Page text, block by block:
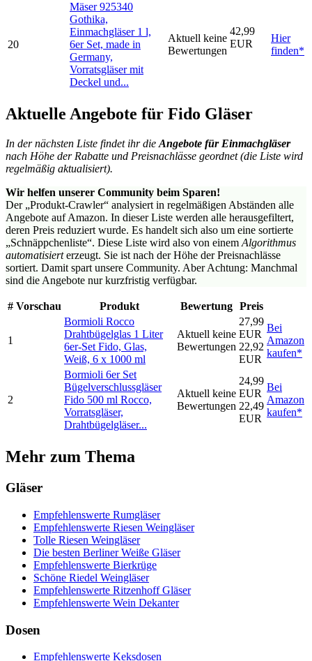
20
Mäser 925340
Gothika,
Einmachgläser 1 l,
6er Set, made in
Germany,
Vorratsgläser mit
Deckel und...
Aktuell keine
Bewertungen
42,99
EUR
Hier
finden*
Aktuelle Angebote für Fido Gläser
In der nächsten Liste findet ihr die Angebote für Einmachgläser
nach Höhe der Rabatte und Preisnachlässe geordnet (die Liste wird
regelmäßig aktualisiert).
Wir helfen unserer Community beim Sparen!
Der „Produkt-Crawler“ analysiert in regelmäßigen Abständen alle
Angebote auf Amazon. In dieser Liste werden alle herausgefiltert,
deren Preis reduziert wurde. Es handelt sich also um eine sortierte
„Schnäppchenliste“. Diese Liste wird also von einem Algorithmus
automatisierterzeugt. Sie ist nach der Höhe der Preisnachlässe
sortiert. Damit spart unsere Community. Aber Achtung: Manchmal
sind die Angebote nur kurzfristig verfügbar.
# Vorschau Produkt Bewertung Preis
1
Bormioli Rocco
Drahtbügelglas 1 Liter
6er-Set Fido, Glas,
Weiß, 6 x 1000 ml
Aktuell keine
Bewertungen
27,99
EUR
22,92
EUR
Bei
Amazon
kaufen*
2
Bormioli 6er Set
Bügelverschlussgläser
Fido 500 ml Rocco,
Vorratsgläser,
Drahtbügelgläser...
Aktuell keine
Bewertungen
24,99
EUR
22,49
EUR
Bei
Amazon
kaufen*
Mehr zum Thema
Gläser
Empfehlenswerte Rumgläser
Empfehlenswerte Riesen Weingläser
Tolle Riesen Weingläser
Die besten Berliner Weiße Gläser
Empfehlenswerte Bierkrüge
Schöne Riedel Weingläser
Empfehlenswerte Ritzenhoff Gläser
Empfehlenswerte Wein Dekanter
Dosen
Empfehlenswerte Keksdosen